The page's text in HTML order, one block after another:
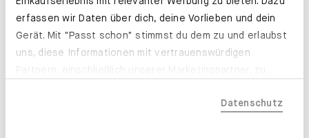
erfassen wir Daten über dich, deine Vorlieben und dein
Gerät. Mit "Passt schon" stimmst du dem zu und erlaubst
uns, diese Informationen mit vertrauenswürdigen
der EU, beispielsweise in den USA, verarbeitet werden
Datenschutz